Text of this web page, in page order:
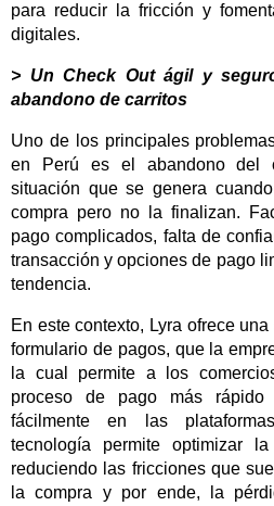
para reducir la fricción y
digitales.
> Un Check Out ágil y
abandono de carritos
Uno de los principales
en Perú es el abandono del
situación que se genera
compra pero no la finalizan.
pago complicados, falta de
transacción y opciones de pago
tendencia.
En este contexto, Lyra ofrece
formulario de pagos, que la
la cual permite a los
proceso de pago más
fácilmente en las
tecnología permite optimizar
reduciendo las fricciones que
la compra y por ende, la